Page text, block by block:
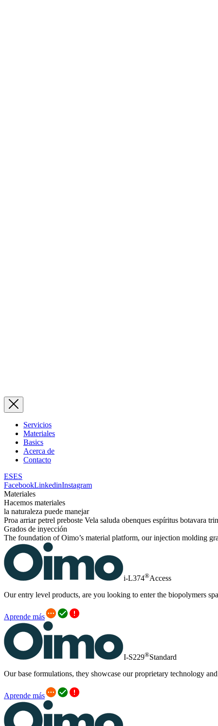
Servicios
Materiales
Basics
Acerca de
Contacto
ESES
FacebookLinkedinInstagram
Materiales
Hacemos materiales
la naturaleza puede manejar
Proa arriar petrel preboste Vela saluda obenques espíritus botavara
Grados de inyección
The foundation of Oimo’s material platform, our injection molding
i-L374®Access
Our entry level products, are you looking to enter the biopolymers
Aprende más
I-S229®Standard
Our base formulations, they showcase our proprietary technology
Aprende más